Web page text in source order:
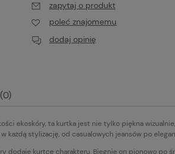
zapytaj o produkt
poleć znajomemu
dodaj opinię
kosztów
ekoskóry, ta kurtka jest nie tylko piękna
każdą stylizację, od casualowych jeansów po
kurtce charakteru. Biegnie on pionowo po